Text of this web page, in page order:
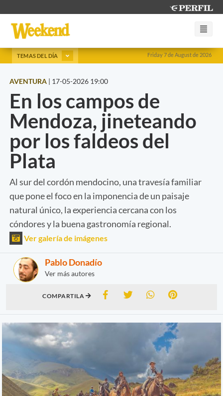
Friday 7 de August de 2026
TEMAS DEL DÍA
AVENTURA | 17-05-2026 19:00
En los campos de
Mendoza, jineteando
por los faldeos del
Plata
Al sur del cordón mendocino, una travesía familiar
que pone el foco en la imponencia de un paisaje
natural único, la experiencia cercana con los
cóndores y la buena gastronomía regional.
Ver galería de imágenes
Pablo Donadío
Ver más autores
COMPARTILA